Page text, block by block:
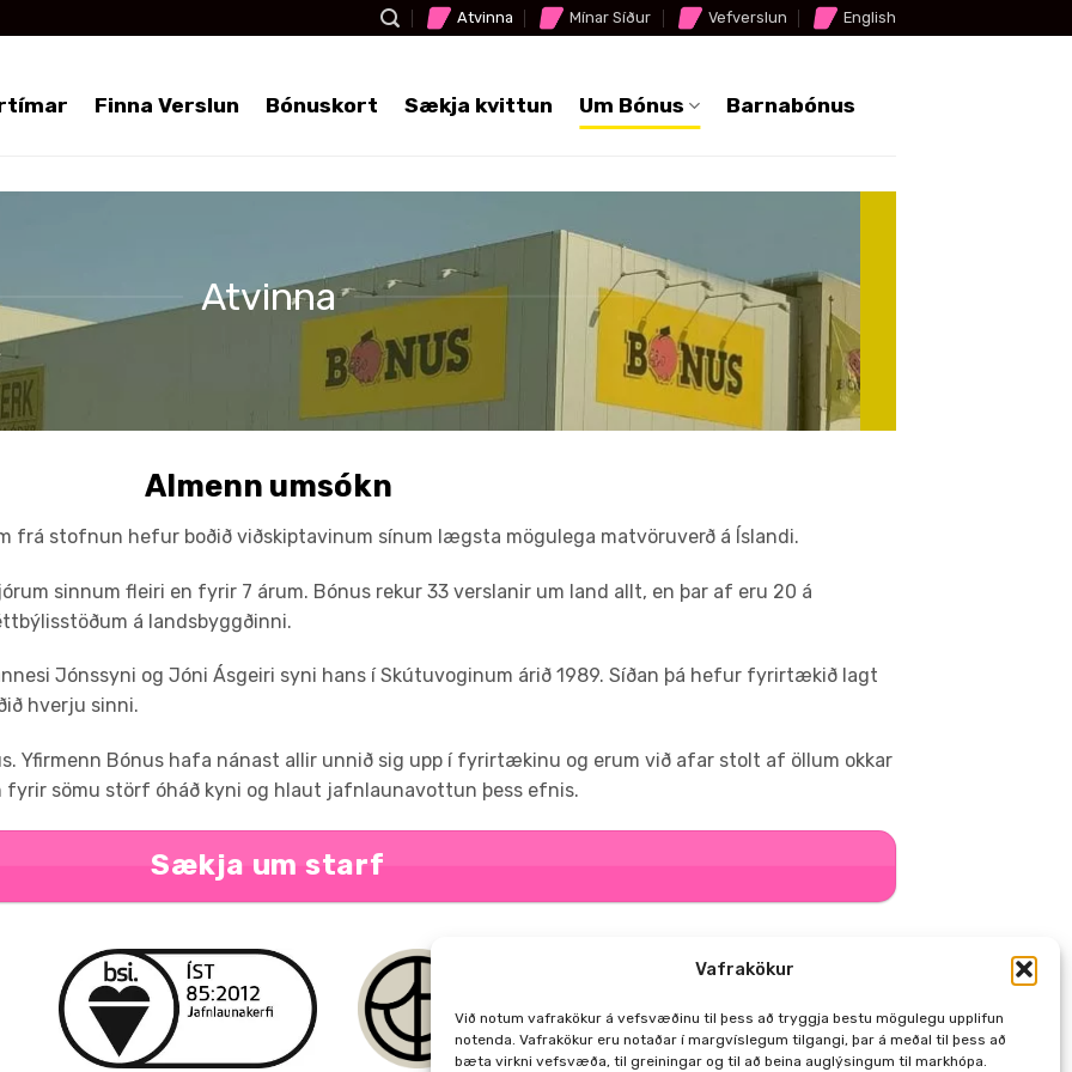
Vafrakökur
Við notum vafrakökur á vefsvæðinu til þess að tryggja bestu mögulegu upplifun
notenda. Vafrakökur eru notaðar í margvíslegum tilgangi, þar á meðal til þess að
bæta virkni vefsvæða, til greiningar og til að beina auglýsingum til markhópa.
Atvinna Mínar Síður Vefverslun English
Finna Verslun Bónuskort Sækja kvittun Um Bónus Barnabónus
Atvinna
Almenn umsókn
frá stofnun hefur boðið viðskiptavinum sínum lægsta mögulega matvöruverð á Íslandi.
sinnum fleiri en fyrir 7 árum. Bónus rekur 33 verslanir um land allt, en þar af eru 20 á
á landsbyggðinni.
Jónssyni og Jóni Ásgeiri syni hans í Skútuvoginum árið 1989. Síðan þá hefur fyrirtækið lagt
hverju sinni.
Yfirmenn Bónus hafa nánast allir unnið sig upp í fyrirtækinu og erum við afar stolt af öllum okkar
fyrir sömu störf óháð kyni og hlaut jafnlaunavottun þess efnis.
Sækja um starf